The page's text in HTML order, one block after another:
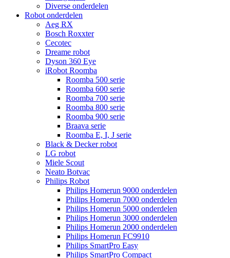
Diverse onderdelen
Robot onderdelen
Aeg RX
Bosch Roxxter
Cecotec
Dreame robot
Dyson 360 Eye
iRobot Roomba
Roomba 500 serie
Roomba 600 serie
Roomba 700 serie
Roomba 800 serie
Roomba 900 serie
Braava serie
Roomba E, I, J serie
Black & Decker robot
LG robot
Miele Scout
Neato Botvac
Philips Robot
Philips Homerun 9000 onderdelen
Philips Homerun 7000 onderdelen
Philips Homerun 5000 onderdelen
Philips Homerun 3000 onderdelen
Philips Homerun 2000 onderdelen
Philips Homerun FC9910
Philips SmartPro Easy
Philips SmartPro Compact